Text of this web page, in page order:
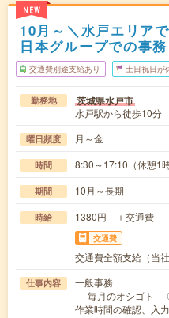
NEW
10月～＼水戸エリア
日本グループでの事務
交通費別途支給あり 土日祝日が
勤務地 茨城県水戸市
水戸駅から徒歩10分
曜日頻度 月～金
時間 8:30～17:10（休憩1
期間 10月～長期
時給 1380円 ＋交通費
交通費
交通費全額支給（当
仕事内容
一般事務
- 毎月のオシゴト -
作業時間の確認、入